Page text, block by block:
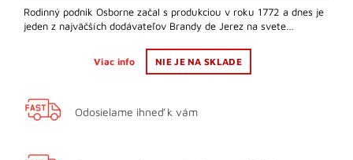
Rodinný podnik Osborne začal s produkciou v roku 1772 a dnes je
jeden z najväčších dodávateľov Brandy de Jerez na svete…
Viac info NIE JE NA SKLADE
Odosielame ihneď k vám